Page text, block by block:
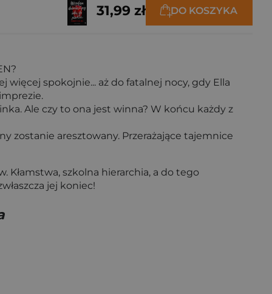
31,99 zł DO KOSZYKA
spokojnie... aż do fatalnej nocy, gdy Ella
Ale czy to ona jest winna? W końcu każdy z
zostanie aresztowany. Przerażające tajemnice
Kłamstwa, szkolna hierarchia, a do tego
jej koniec!